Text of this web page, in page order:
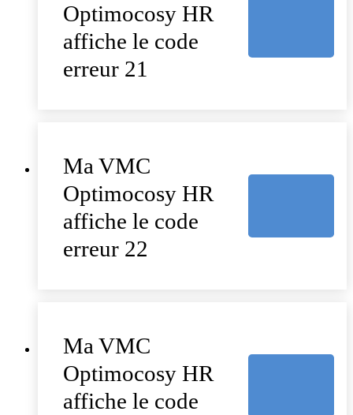
Optimocosy HR
affiche le code
erreur 21
Ma VMC
Optimocosy HR
affiche le code
erreur 22
Ma VMC
Optimocosy HR
affiche le code